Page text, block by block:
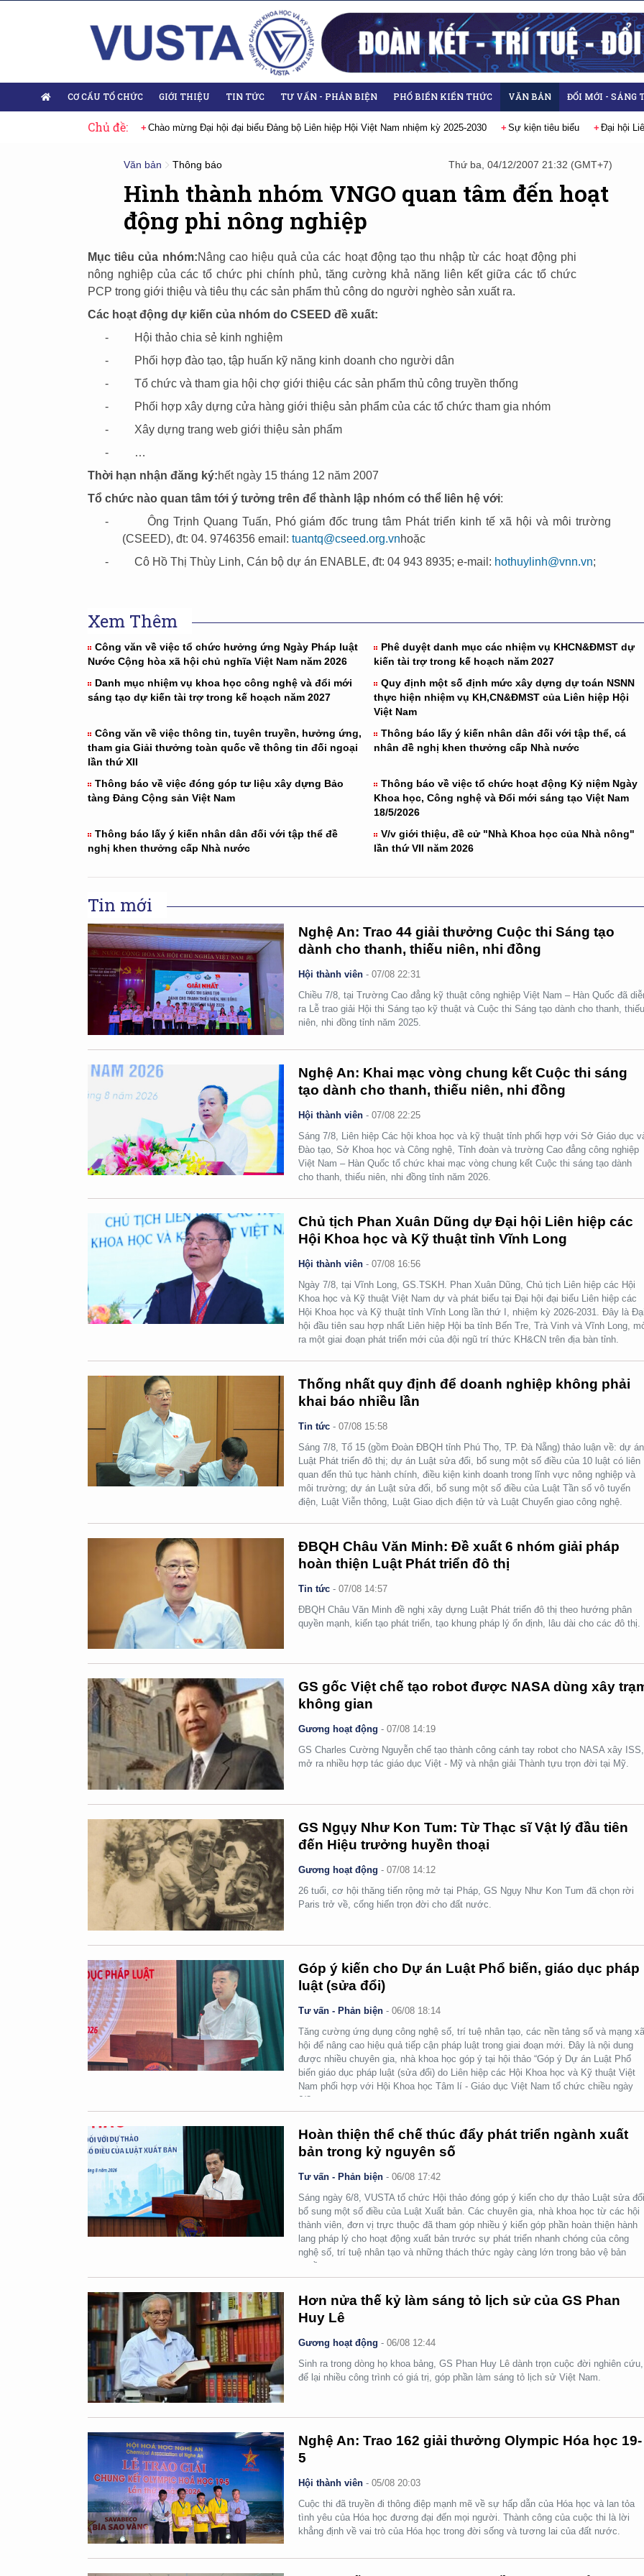
CƠ CẤU TỔ CHỨC GIỚI THIỆU TIN TỨC TƯ VẤN - PHẢN BIỆN PHỔ BIẾN KIẾN THỨC VĂN BẢN ĐỔI MỚI - SÁNG
Chủ đề:
hội lần thứ XIV của Đảng Chào mừng Đại hội đại biểu Đảng bộ Liên hiệp Hội Việt Nam nhiệm kỳ 2025-2030 Sự kiện tiêu biểu Đại hội
Văn bản Thông báo Thứ ba, 04/12/2007 21:32 (GMT+7)
Hình thành nhóm VNGO quan tâm đến hoạt
động phi nông nghiệp
Mục tiêu của nhóm:Nâng cao hiệu quả của các hoạt động tạo thu nhập từ các hoạt động phi
nông nghiệp của các tổ chức phi chính phủ, tăng cường khả năng liên kết giữa các tổ chức
PCP trong giới thiệu và tiêu thụ các sản phẩm thủ công do người nghèo sản xuất ra.
Các hoạt động dự kiến của nhóm do CSEED đề xuất:
-
Hội thảo chia sẻ kinh nghiệm
-
Phối hợp đào tạo, tập huấn kỹ năng kinh doanh cho người dân
-
Tổ chức và tham gia hội chợ giới thiệu các sản phẩm thủ công truyền thống
-
Phối hợp xây dựng cửa hàng giới thiệu sản phẩm của các tổ chức tham gia nhóm
-
Xây dựng trang web giới thiệu sản phẩm
-
…
Thời hạn nhận đăng ký:hết ngày 15 tháng 12 năm 2007
Tổ chức nào quan tâm tới ý tưởng trên để thành lập nhóm có thể liên hệ với:
-
Ông Trịnh Quang Tuấn, Phó giám đốc trung tâm Phát triển kinh tế xã hội và môi trường
(CSEED), đt: 04. 9746356 email: tuantq@cseed.org.vnhoặc
-
Cô Hồ Thị Thùy Linh, Cán bộ dự án ENABLE, đt: 04 943 8935; e-mail: hothuylinh@vnn.vn;
Xem Thêm
Công văn về việc tổ chức hưởng ứng Ngày Pháp luật
Nước Cộng hòa xã hội chủ nghĩa Việt Nam năm 2026
Phê duyệt danh mục các nhiệm vụ KHCN&ĐMST dự
kiến tài trợ trong kế hoạch năm 2027
Danh mục nhiệm vụ khoa học công nghệ và đổi mới
sáng tạo dự kiến tài trợ trong kế hoạch năm 2027
Quy định một số định mức xây dựng dự toán NSNN
thực hiện nhiệm vụ KH,CN&ĐMST của Liên hiệp Hội
Việt Nam
Công văn về việc thông tin, tuyên truyền, hưởng ứng,
tham gia Giải thưởng toàn quốc về thông tin đối ngoại
lần thứ XII
Thông báo lấy ý kiến nhân dân đối với tập thể, cá
nhân đề nghị khen thưởng cấp Nhà nước
Thông báo về việc đóng góp tư liệu xây dựng Bảo
tàng Đảng Cộng sản Việt Nam
Thông báo về việc tổ chức hoạt động Kỷ niệm Ngày
Khoa học, Công nghệ và Đổi mới sáng tạo Việt Nam
18/5/2026
Thông báo lấy ý kiến nhân dân đối với tập thể đề
nghị khen thưởng cấp Nhà nước
V/v giới thiệu, đề cử "Nhà Khoa học của Nhà nông"
lần thứ VII năm 2026
Tin mới
Nghệ An: Trao 44 giải thưởng Cuộc thi Sáng tạo
dành cho thanh, thiếu niên, nhi đồng
Hội thành viên -07/08 22:31
Chiều 7/8, tại Trường Cao đẳng kỹ thuật công nghiệp Việt Nam – Hàn Quốc đã
ra Lễ trao giải Hội thi Sáng tạo kỹ thuật và Cuộc thi Sáng tạo dành cho thanh,
niên, nhi đồng tỉnh năm 2025.
Nghệ An: Khai mạc vòng chung kết Cuộc thi sáng
tạo dành cho thanh, thiếu niên, nhi đồng
Hội thành viên -07/08 22:25
Sáng 7/8, Liên hiệp Các hội khoa học và kỹ thuật tỉnh phối hợp với Sở Giáo dục
Đào tạo, Sở Khoa học và Công nghệ, Tỉnh đoàn và trường Cao đẳng công nghiệp
Việt Nam – Hàn Quốc tổ chức khai mạc vòng chung kết Cuộc thi sáng tạo dành
cho thanh, thiếu niên, nhi đồng tỉnh năm 2026.
Chủ tịch Phan Xuân Dũng dự Đại hội Liên hiệp các
Hội Khoa học và Kỹ thuật tỉnh Vĩnh Long
Hội thành viên -07/08 16:56
Ngày 7/8, tại Vĩnh Long, GS.TSKH. Phan Xuân Dũng, Chủ tịch Liên hiệp các Hội
Khoa học và Kỹ thuật Việt Nam dự và phát biểu tại Đại hội đại biểu Liên hiệp các
Hội Khoa học và Kỹ thuật tỉnh Vĩnh Long lần thứ I, nhiệm kỳ 2026-2031. Đây là
hội đầu tiên sau hợp nhất Liên hiệp Hội ba tỉnh Bến Tre, Trà Vinh và Vĩnh Long,
ra một giai đoạn phát triển mới của đội ngũ trí thức KH&CN trên địa bàn tỉnh.
Thống nhất quy định để doanh nghiệp không phải
khai báo nhiều lần
Tin tức -07/08 15:58
Sáng 7/8, Tổ 15 (gồm Đoàn ĐBQH tỉnh Phú Thọ, TP. Đà Nẵng) thảo luận về: dự án
Luật Phát triển đô thị; dự án Luật sửa đổi, bổ sung một số điều của 10 luật có liên
quan đến thủ tục hành chính, điều kiện kinh doanh trong lĩnh vực nông nghiệp và
môi trường; dự án Luật sửa đổi, bổ sung một số điều của Luật Tần số vô tuyến
điện, Luật Viễn thông, Luật Giao dịch điện tử và Luật Chuyển giao công nghệ.
ĐBQH Châu Văn Minh: Đề xuất 6 nhóm giải pháp
hoàn thiện Luật Phát triển đô thị
Tin tức -07/08 14:57
ĐBQH Châu Văn Minh đề nghị xây dựng Luật Phát triển đô thị theo hướng phân
quyền mạnh, kiến tạo phát triển, tạo khung pháp lý ổn định, lâu dài cho các đô thị.
GS gốc Việt chế tạo robot được NASA dùng xây
không gian
Gương hoạt động -07/08 14:19
GS Charles Cường Nguyễn chế tạo thành công cánh tay robot cho NASA xây ISS,
mở ra nhiều hợp tác giáo dục Việt - Mỹ và nhận giải Thành tựu trọn đời tại Mỹ.
GS Ngụy Như Kon Tum: Từ Thạc sĩ Vật lý đầu tiên
đến Hiệu trưởng huyền thoại
Gương hoạt động -07/08 14:12
26 tuổi, cơ hội thăng tiến rộng mở tại Pháp, GS Ngụy Như Kon Tum đã chọn rời
Paris trở về, cống hiến trọn đời cho đất nước.
Góp ý kiến cho Dự án Luật Phổ biến, giáo dục pháp
luật (sửa đổi)
Tư vấn - Phản biện -06/08 18:14
Tăng cường ứng dụng công nghệ số, trí tuệ nhân tạo, các nền tảng số và mạng
hội để nâng cao hiệu quả tiếp cận pháp luật trong giai đoạn mới. Đây là nội dung
được nhiều chuyên gia, nhà khoa học góp ý tại hội thảo “Góp ý Dự án Luật Phổ
biến giáo dục pháp luật (sửa đổi) do Liên hiệp các Hội Khoa học và Kỹ thuật Việt
Nam phối hợp với Hội Khoa học Tâm lí - Giáo dục Việt Nam tổ chức chiều ngày
6/8.
Hoàn thiện thể chế thúc đẩy phát triển ngành xuất
bản trong kỷ nguyên số
Tư vấn - Phản biện -06/08 17:42
Sáng ngày 6/8, VUSTA tổ chức Hội thảo đóng góp ý kiến cho dự thảo Luật sửa
bổ sung một số điều của Luật Xuất bản. Các chuyên gia, nhà khoa học từ các hội
thành viên, đơn vị trực thuộc đã tham góp nhiều ý kiến góp phần hoàn thiện hành
lang pháp lý cho hoạt động xuất bản trước sự phát triển nhanh chóng của công
nghệ số, trí tuệ nhân tạo và những thách thức ngày càng lớn trong bảo vệ bản
quyền.
Hơn nửa thế kỷ làm sáng tỏ lịch sử của GS Phan
Huy Lê
Gương hoạt động -06/08 12:44
Sinh ra trong dòng họ khoa bảng, GS Phan Huy Lê dành trọn cuộc đời nghiên cứu,
để lại nhiều công trình có giá trị, góp phần làm sáng tỏ lịch sử Việt Nam.
Nghệ An: Trao 162 giải thưởng Olympic Hóa học 19-
5
Hội thành viên -05/08 20:03
Cuộc thi đã truyền đi thông điệp mạnh mẽ về sự hấp dẫn của Hóa học và lan tỏa
tình yêu của Hóa học đương đại đến mọi người. Thành công của cuộc thi là lời
khẳng định về vai trò của Hóa học trong đời sống và tương lai của đất nước.